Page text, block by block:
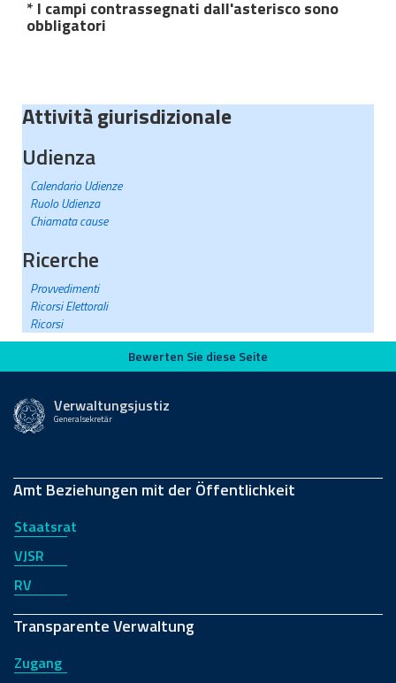
* I campi contrassegnati dall'asterisco sono
obbligatori
Attività giurisdizionale
Udienza
Calendario Udienze
Ruolo Udienza
Chiamata cause
Ricerche
Provvedimenti
Ricorsi Elettorali
Ricorsi
Bewerten Sie diese Seite
Bewerten Sie diese Seite
Verwaltungsjustiz
Generalsekretär
Amt Beziehungen mit der Öffentlichkeit
Staatsrat
VJSR
RV
Transparente Verwaltung
Zugang